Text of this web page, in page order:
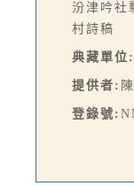
汾津吟社
村詩稿
典藏單位:
提供者:
登錄號: